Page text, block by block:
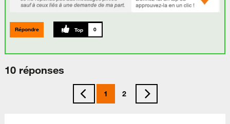
Répondre 0
10 réponses
1 2